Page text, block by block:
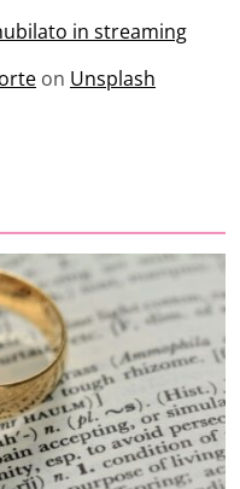
in streaming
on Unsplash